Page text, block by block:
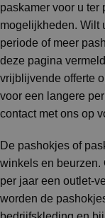
paskamer voor u ter
mogelijkheden. Wilt
periode of meer
deze pagina
vrijblijvende offerte
voor een langere
contact met ons op
De pashokjes of
winkels en beurzen.
per jaar een outlet-
worden de